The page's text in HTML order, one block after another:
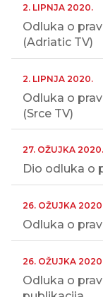
2. LIPNJA 2020.
Odluka o
(Adriatic TV)
2. LIPNJA 2020.
Odluka o
(Srce TV)
27. OŽUJKA 2020.
Dio odluka o
26. OŽUJKA
Odluka o
26. OŽUJKA
Odluka o